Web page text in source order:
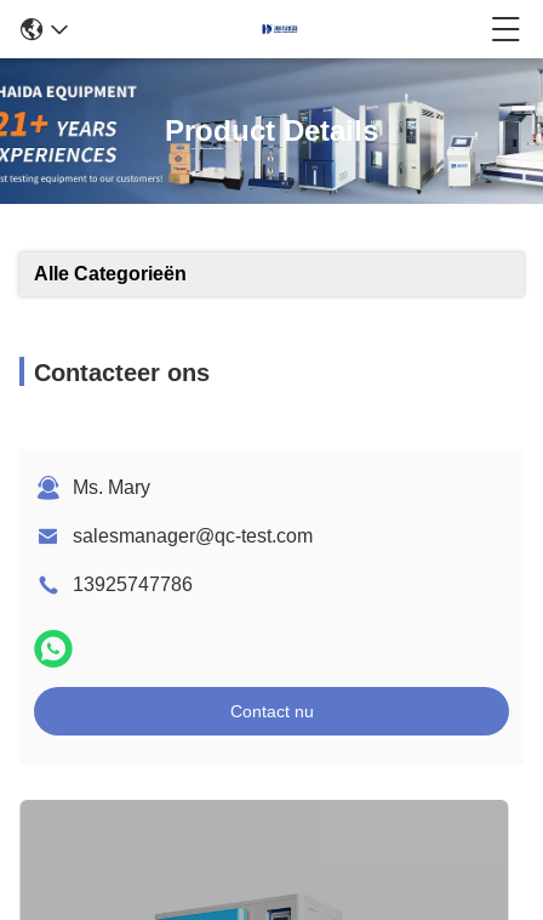
Product Details
Alle Categorieën
Contacteer ons
Ms. Mary
salesmanager@qc-test.com
13925747786
Contact nu